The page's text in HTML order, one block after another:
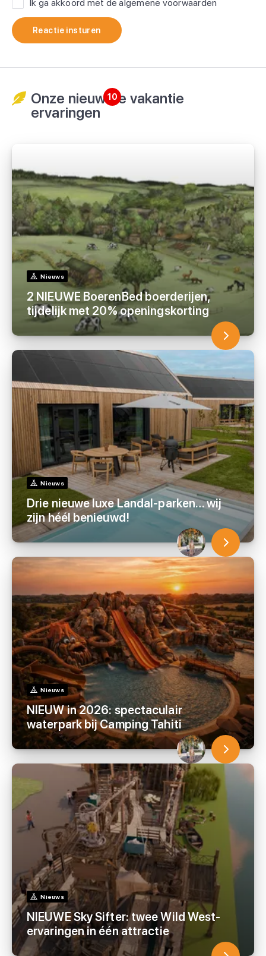
Ik ga akkoord met de algemene voorwaarden
Reactie insturen
Onze nieuwste vakantie
ervaringen
10
Nieuws
2 NIEUWE BoerenBed boerderijen,
tijdelijk met 20% openingskorting
Nieuws
Drie nieuwe luxe Landal-parken… wij
zijn héél benieuwd!
Nieuws
NIEUW in 2026: spectaculair
waterpark bij Camping Tahiti
Nieuws
NIEUWE Sky Sifter: twee Wild West-
ervaringen in één attractie